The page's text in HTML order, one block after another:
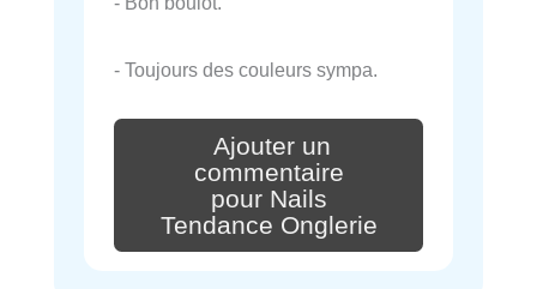
- Toujours des couleurs sympa.
Ajouter un
commentaire
pour Nails
Tendance Onglerie